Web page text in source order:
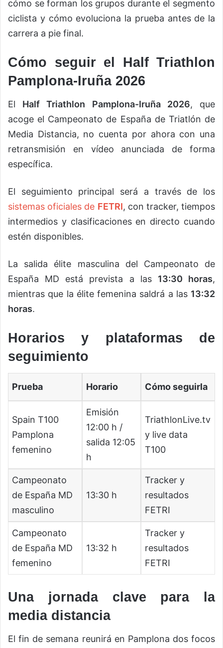
cómo se forman los grupos durante el segmento
ciclista y cómo evoluciona la prueba antes de la
carrera a pie final.
Cómo seguir el Half Triathlon
Pamplona-Iruña 2026
El Half Triathlon Pamplona-Iruña 2026, que
acoge el Campeonato de España de Triatlón de
Media Distancia, no cuenta por ahora con una
retransmisión en vídeo anunciada de forma
específica.
El seguimiento principal será a través de los
sistemas oficiales de FETRI, con tracker, tiempos
intermedios y clasificaciones en directo cuando
estén disponibles.
La salida élite masculina del Campeonato de
España MD está prevista a las 13:30 horas,
mientras que la élite femenina saldrá a las 13:32
horas.
Horarios y plataformas de
seguimiento
Prueba Horario Cómo seguirla
Spain T100
Pamplona
femenino
Emisión
12:00 h /
salida 12:05
h
TriathlonLive.tv
y live data
T100
Campeonato
de España MD
masculino
13:30 h
Tracker y
resultados
FETRI
Campeonato
de España MD
femenino
13:32 h
Tracker y
resultados
FETRI
Una jornada clave para la
media distancia
El fin de semana reunirá en Pamplona dos focos